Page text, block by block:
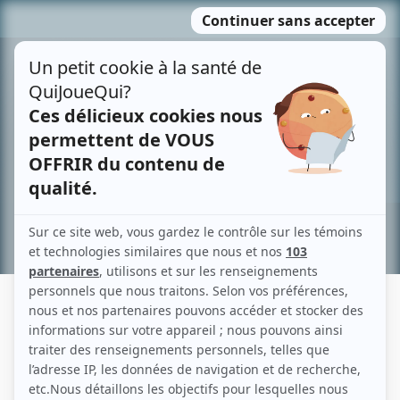
MENU
contenu
Recherche avancée »
JEAN-MICHEL DUPUIS
Liens
Fiche de Jean-Michel Dupuis sur Showbizz.net